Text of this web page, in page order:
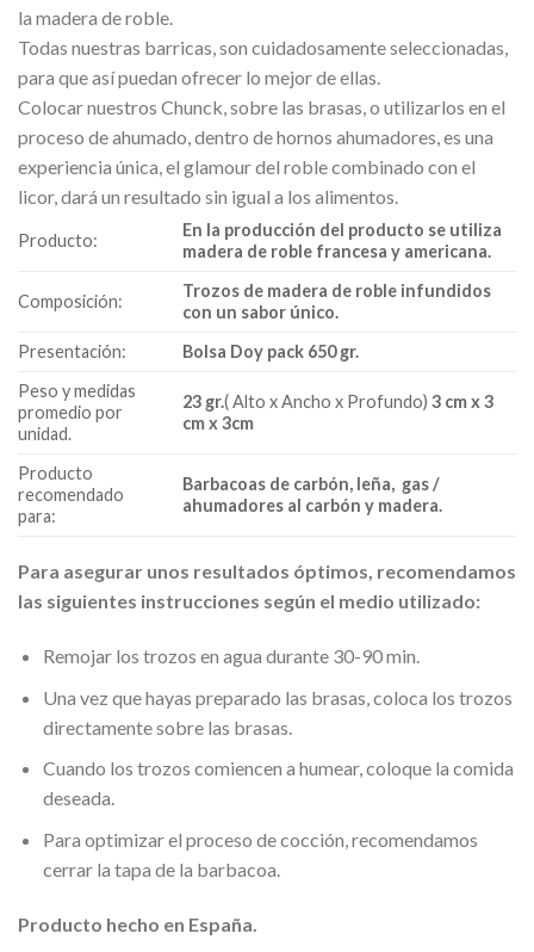
la madera de roble.
Todas nuestras barricas, son cuidadosamente seleccionadas,
para que así puedan ofrecer lo mejor de ellas.
Colocar nuestros Chunck, sobre las brasas, o utilizarlos en el
proceso de ahumado, dentro de hornos ahumadores, es una
experiencia única, el glamour del roble combinado con el
licor, dará un resultado sin igual a los alimentos.
Producto:
En la producción del producto se utiliza
madera de roble francesa y americana.
Composición:
Trozos de madera de roble infundidos
con un sabor único.
Presentación:
Bolsa Doy pack 650 gr.
Peso y medidas
promedio por
unidad.
23 gr.( Alto x Ancho x Profundo) 3 cm x 3
cm x 3cm
Producto
recomendado
para:
Barbacoas de carbón, leña, gas /
ahumadores al carbón y madera.
Para asegurar unos resultados óptimos, recomendamos
las siguientes instrucciones según el medio utilizado:
Remojar los trozos en agua durante 30-90 min.
Una vez que hayas preparado las brasas, coloca los trozos
directamente sobre las brasas.
Cuando los trozos comiencen a humear, coloque la comida
deseada.
Para optimizar el proceso de cocción, recomendamos
cerrar la tapa de la barbacoa.
Producto hecho en España.